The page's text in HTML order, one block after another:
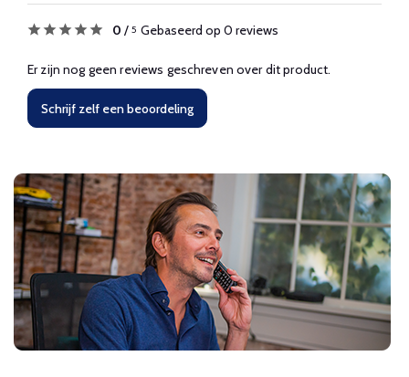
0 / 5 Gebaseerd op 0 reviews
Er zijn nog geen reviews geschreven over dit product.
Schrijf zelf een beoordeling